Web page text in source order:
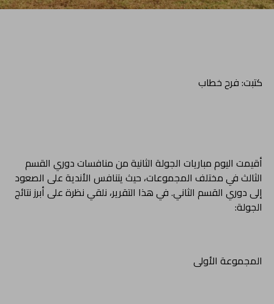
كتبت: فرح خطاب
أقيمت اليوم مباريات الجولة الثانية من منافسات دوري القسم
الثالث في مختلف المجموعات، حيث يتنافس الأندية على الصعود
إلى دوري القسم الثاني. في هذا التقرير، نلقي نظرة على أبرز نتائج
الجولة:
المجموعة الأولى